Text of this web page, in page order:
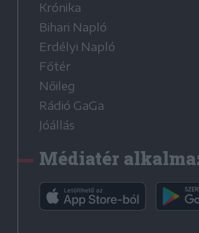
Krónika
Bihari Napló
Erdélyi Napló
Főtér
Nőileg
Rádió GaGa
Jóállás
Médiatér